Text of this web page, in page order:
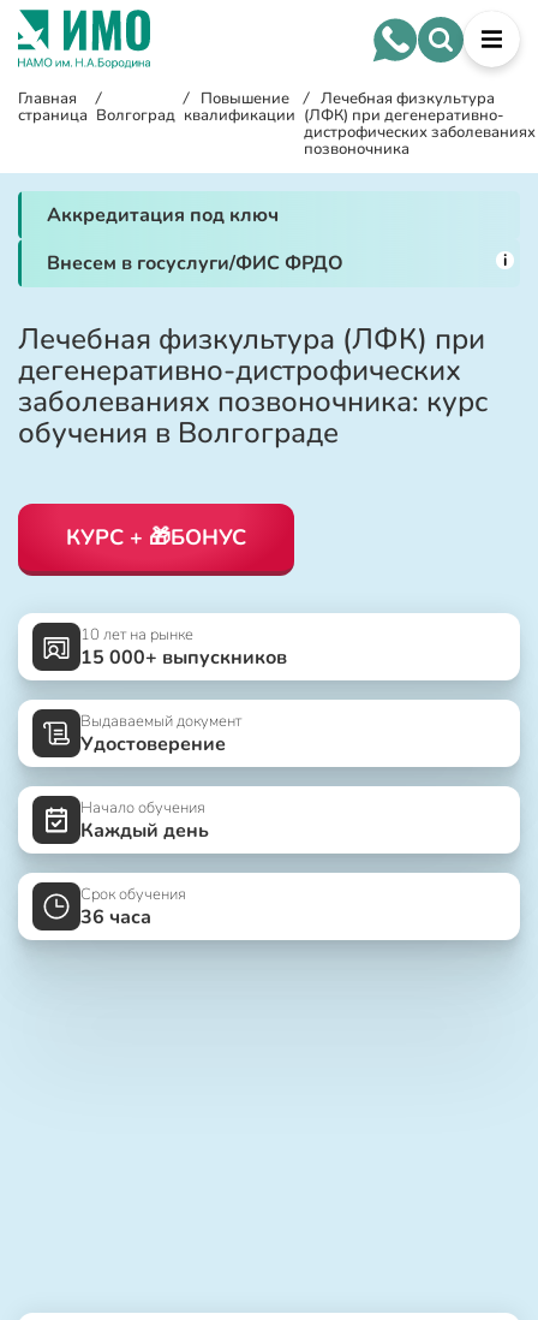
Главная
страница
/
Волгоград
/ Повышение
квалификации
/ Лечебная физкультура
(ЛФК) при дегенеративно-
дистрофических заболеваниях
позвоночника
Аккредитация под ключ
Внесем в госуслуги/ФИС ФРДО
i
Лечебная физкультура (ЛФК) при
дегенеративно-дистрофических
заболеваниях позвоночника: курс
обучения в Волгограде
КУРС + 🎁БОНУС
10 лет на рынке
15 000+ выпускников
Выдаваемый документ
Удостоверение
Начало обучения
Каждый день
Срок обучения
36 часа